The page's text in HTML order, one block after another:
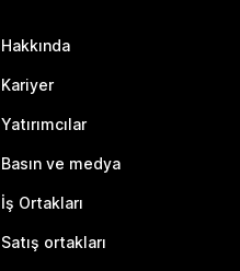
Hakkında
Kariyer
Yatırımcılar
Basın ve medya
İş Ortakları
Satış ortakları